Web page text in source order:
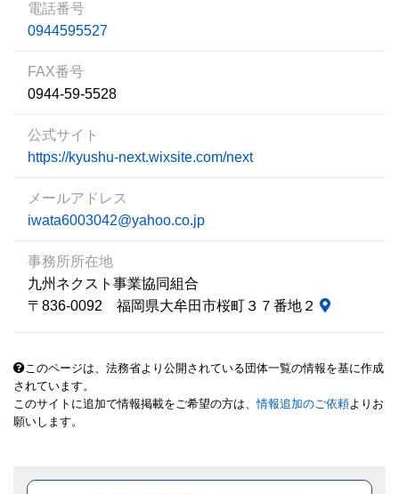
電話番号
0944595527
FAX番号
0944-59-5528
公式サイト
https://kyushu-next.wixsite.com/next
メールアドレス
iwata6003042@yahoo.co.jp
事務所所在地
九州ネクスト事業協同組合
〒836-0092 福岡県大牟田市桜町３７番地２
このページは、法務省より公開されている団体一覧の情報を基に作成
されています。
このサイトに追加で情報掲載をご希望の方は、情報追加のご依頼よりお
願いします。